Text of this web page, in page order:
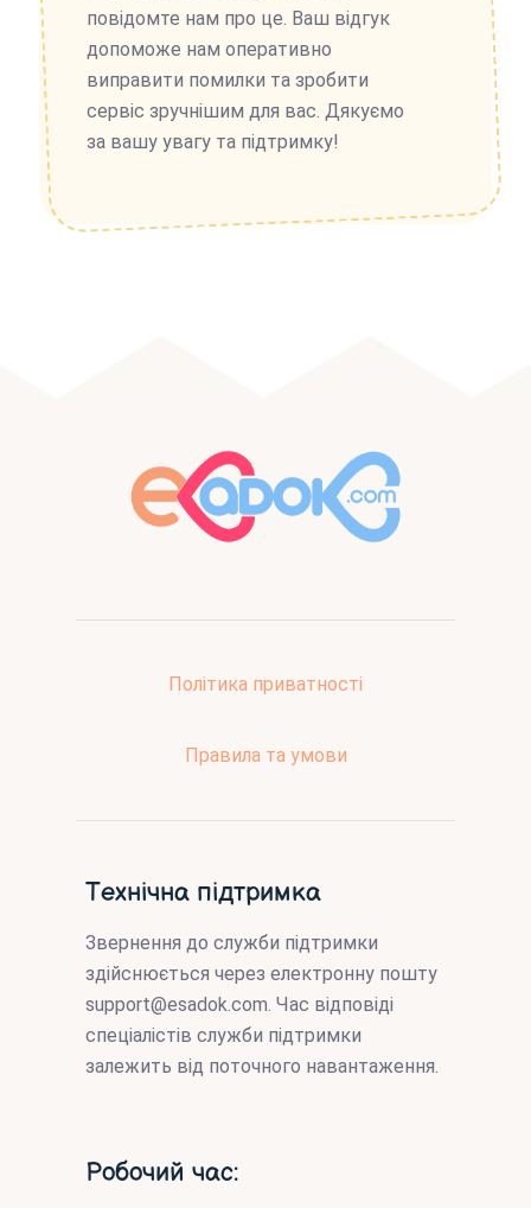
повідомте нам про це. Ваш відгук
допоможе нам оперативно
виправити помилки та зробити
сервіс зручнішим для вас. Дякуємо
за вашу увагу та підтримку!
Політика приватності
Правила та умови
Технічна підтримка
Звернення до служби підтримки
здійснюється через електронну пошту
support@esadok.com . Час відповіді
спеціалістів служби підтримки
залежить від поточного навантаження.
Робочий час: